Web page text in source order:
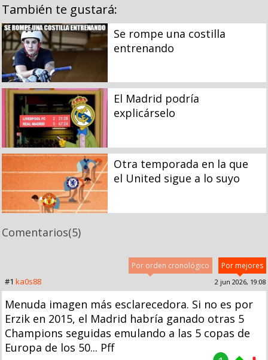
También te gustará:
Se rompe una costilla
entrenando
El Madrid podría
explicárselo
Otra temporada en la que
el United sigue a lo suyo
Comentarios(5)
Por mejores
Por orden cronológico
#1 ka0s88 2 jun 2026, 19:08
Menuda imagen más esclarecedora. Si no es por
Erzik en 2015, el Madrid habría ganado otras 5
Champions seguidas emulando a las 5 copas de
Europa de los 50... Pff